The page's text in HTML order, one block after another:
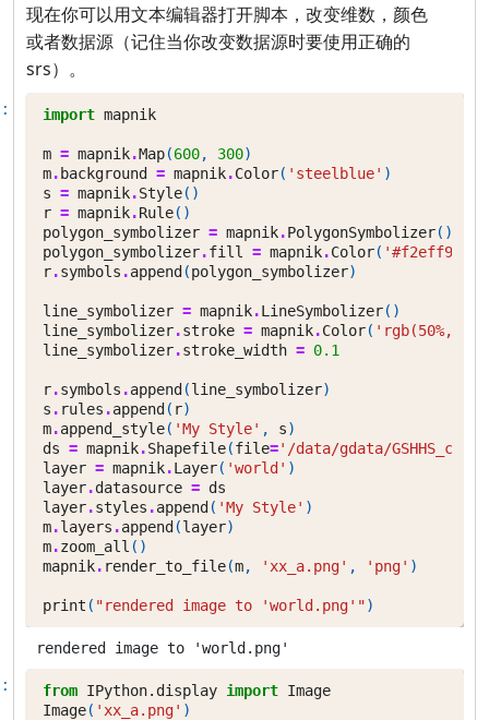
现在你可以用文本编辑器打开脚本，改变维数，颜色
或者数据源（记住当你改变数据源时要使用正确的
srs）。
import mapnik
m = mapnik.Map(600, 300)
m. background = mapnik.Color( 'steelblue' )
s = mapnik.Style()
r = mapnik.Rule()
polygon_symbolizer = mapnik.PolygonSymbolizer()
polygon_symbolizer.fill = mapnik.Color( '#f2eff9'
r.symbols .append (polygon_symbolizer)
line_symbolizer = mapnik.LineSymbolizer()
line_symbolizer.stroke = mapnik.Color(
line_symbolizer.stroke_width = 0.1
r.symbols .append (line_symbolizer)
s . rules .append ( r)
m.append_style( 'My Style' , s)
ds = mapnik.Shapefile(file='/data/gdata/
layer = mapnik.Layer( 'world' )
layer.datasource = ds
layer.styles .append ( 'My Style' )
m.layers .append (layer)
m.zoom_all ()
mapnik. render_to_file(m, 'xx_a.png' , 'png' )
print ( "rendered image to 'world.png'")
from IPython.display import Image
Image( 'xx_a.png' )